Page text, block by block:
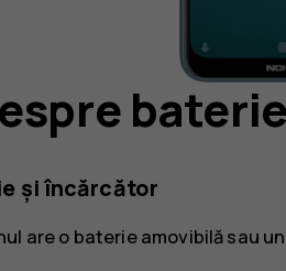
și încărcător
are o baterie amovibilă sau